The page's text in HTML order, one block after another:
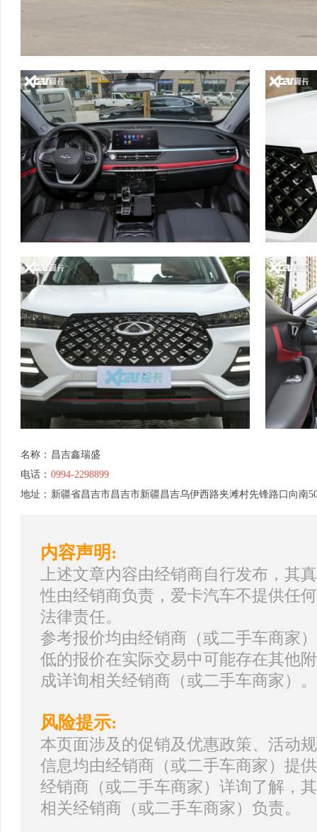
名称： 昌吉鑫瑞盛
电话： 0994-2298899
地址： 新疆省昌吉市昌吉市新疆昌吉乌伊西路夹滩村先锋路口向南
内容声明:
上述文章内容由经销商自行发布，其
性由经销商负责，爱卡汽车不提供任
法律责任。
参考报价均由经销商（或二手车商家
低的报价在实际交易中可能存在其他
成详询相关经销商（或二手车商家）。
风险提示:
本页面涉及的促销及优惠政策、活动
信息均由经销商（或二手车商家）提
经销商（或二手车商家）详询了解，
相关经销商（或二手车商家）负责。